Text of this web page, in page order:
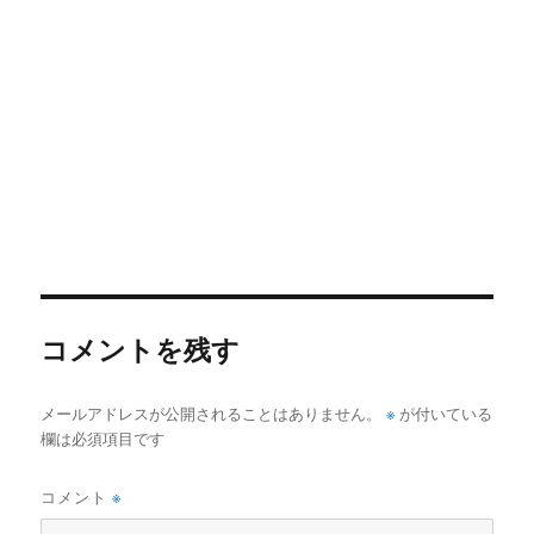
コメントを残す
メールアドレスが公開されることはありません。 ※ が付いている
欄は必須項目です
コメント※